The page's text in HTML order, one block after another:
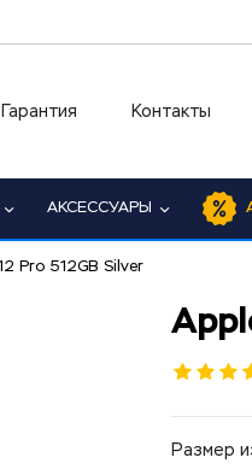
Гарантия Контакты
АКСЕССУАРЫ
Pro 512GB Silver
Размер